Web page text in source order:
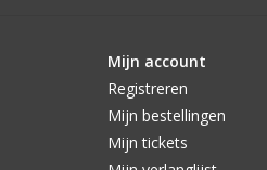
Mijn account
Registreren
Mijn bestellingen
Mijn tickets